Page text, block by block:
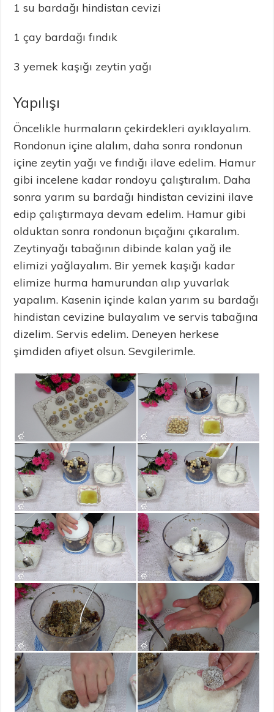
1 su bardağı hindistan cevizi
1 çay bardağı fındık
3 yemek kaşığı zeytin yağı
Yapılışı
Öncelikle hurmaların çekirdekleri ayıklayalım.
Rondonun içine alalım, daha sonra rondonun
içine zeytin yağı ve fındığı ilave edelim. Hamur
gibi incelene kadar rondoyu çalıştıralım. Daha
sonra yarım su bardağı hindistan cevizini ilave
edip çalıştırmaya devam edelim. Hamur gibi
olduktan sonra rondonun bıçağını çıkaralım.
Zeytinyağı tabağının dibinde kalan yağ ile
elimizi yağlayalım. Bir yemek kaşığı kadar
elimize hurma hamurundan alıp yuvarlak
yapalım. Kasenin içinde kalan yarım su bardağı
hindistan cevizine bulayalım ve servis tabağına
dizelim. Servis edelim. Deneyen herkese
şimdiden afiyet olsun. Sevgilerimle.